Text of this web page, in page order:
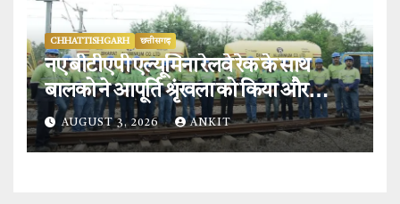
CHHATTISHGARH छत्तीसगढ़
नए बीटीएपी एल्यूमिना रेलवे रेक के साथ
बालको ने आपूर्ति श्रृंखला को किया और
मजबूत.
AUGUST 3, 2026 ANKIT